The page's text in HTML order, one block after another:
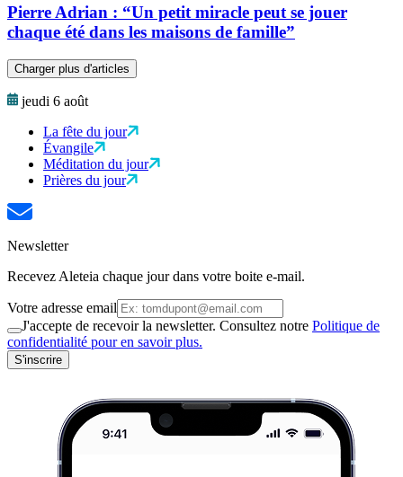
Pierre Adrian : “Un petit miracle peut se jouer
chaque été dans les maisons de famille”
Charger plus d'articles
jeudi 6 août
La fête du jour
Évangile
Méditation du jour
Prières du jour
Newsletter
Recevez Aleteia chaque jour dans votre boite e-mail.
Votre adresse email
J'accepte de recevoir la newsletter. Consultez notre Politique de
confidentialité pour en savoir plus.
S'inscrire